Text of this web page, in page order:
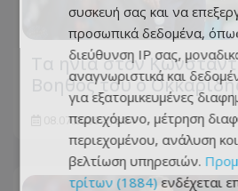
Τα ηνία στον
Βοηθός του ο
08.07.2026 - 15:54
συσκευή σας και να
προσωπικά δεδομένα,
διεύθυνση IP σας,
αναγνωριστικά και
για εξατομικευμένες
περιεχόμενο, μέτρηση
περιεχομένου, ανάλυση
βελτίωση υπηρεσιών.
τρίτων (1884) ενδέχεται